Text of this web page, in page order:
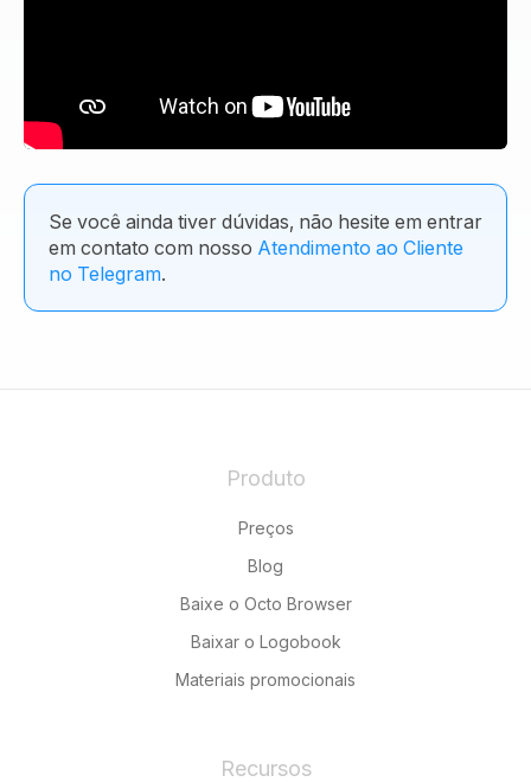
Se você ainda tiver dúvidas, não hesite em entrar
em contato com nosso Atendimento ao Cliente
no Telegram.
Produto
Preços
Blog
Baixe o Octo Browser
Baixar o Logobook
Materiais promocionais
Recursos